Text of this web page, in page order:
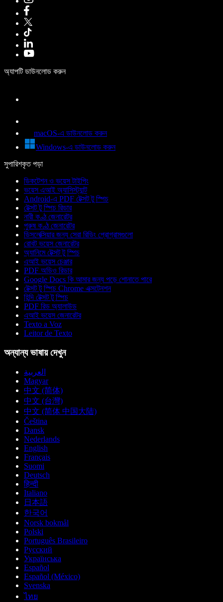
অ্যাপটি ডাউনলোড করুন
macOS-এ ডাউনলোড করুন
Windows-এ ডাউনলোড করুন
সুপারিশকৃত পড়া
ডিকটেশন ও ভয়েস টাইপিং
ভয়েস এআই অ্যাসিস্ট্যান্ট
Android-এ PDF টেক্সট টু স্পিচ
টেক্সট টু স্পিচ রিডার
নারী কণ্ঠ জেনারেটর
পুরুষ কণ্ঠ জেনারেটর
ডিসলেক্সিয়ার জন্য সেরা রিডিং প্রোগ্রামগুলো
রোবট ভয়েস জেনারেটর
অ্যানিমে টেক্সট টু স্পিচ
এআই ভয়েস চেঞ্জার
PDF অডিও রিডার
Google Docs কি আমার জন্য পড়ে শোনাতে পারে
টেক্সট টু স্পিচ Chrome এক্সটেনশন
হিন্দি টেক্সট টু স্পিচ
PDF রিড অ্যালাউড
এআই ভয়েস জেনারেটর
Texto a Voz
Leitor de Texto
অন্যান্য ভাষায় দেখুন
العربية
Magyar
中文 (简体)
中文 (台灣)
中文 (简体 中国大陆)
Čeština
Dansk
Nederlands
English
Français
Suomi
Deutsch
हिन्दी
Italiano
日本語
한국어
Norsk bokmål
Polski
Português Brasileiro
Русский
Українська
Español
Español (México)
Svenska
ไทย